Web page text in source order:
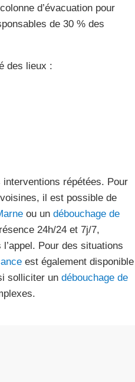
d’évacuation pour
de 30 % des
des lieux :
répétées. Pour
il est possible de
ou un débouchage de
24h/24 et 7j/7,
Pour des situations
est également disponible
solliciter un débouchage de